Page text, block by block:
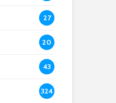
27
20
43
324